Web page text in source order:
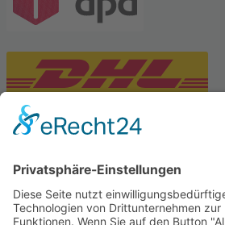
Tekal – Textile Lebensqualität
Exklusive moderne & Orientteppiche